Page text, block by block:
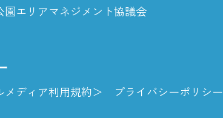
園エリアマネジメント協議会
メディア利用規約 プライバシーポリシー